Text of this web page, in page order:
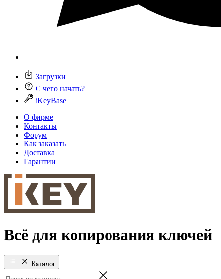
Загрузки
С чего начать?
iKeyBase
О фирме
Контакты
Форум
Как заказать
Доставка
Гарантии
Всё для копирования ключей
Каталог